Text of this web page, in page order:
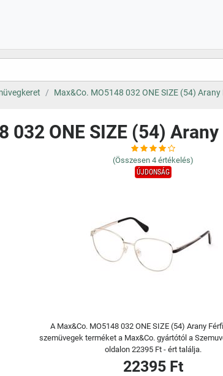
Max&Co. MO5148 032 ONE SIZE (54)
032 ONE SIZE (54)
(Összesen 4 értékelés)
ÚJDONSÁG
A Max&Co. MO5148 032 ONE SIZE (54) Arany
szemüvegek terméket a Max&Co. gyártótól a
oldalon 22395 Ft - ért találja.
22395 Ft